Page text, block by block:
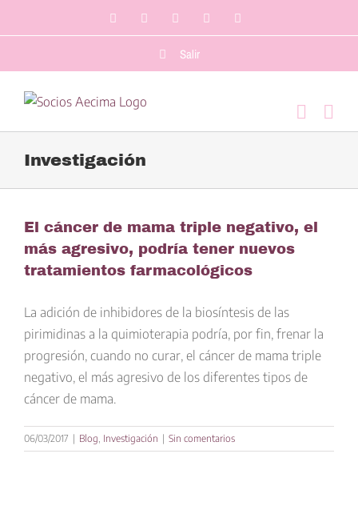
al
FacebookLinkedInTwitterYouTubeCorreo
Salir
Investigación
El cáncer de mama triple negativo, el
más agresivo, podría tener nuevos
tratamientos farmacológicos
La adición de inhibidores de la biosíntesis de las
pirimidinas a la quimioterapia podría, por fin, frenar la
progresión, cuando no curar, el cáncer de mama triple
negativo, el más agresivo de los diferentes tipos de
cáncer de mama.
06/03/2017 | Blog, Investigación | Sin comentarios